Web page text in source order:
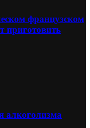
французском
приготовить
алкоголизма